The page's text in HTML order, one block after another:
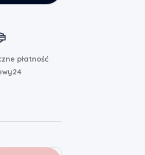
płatność